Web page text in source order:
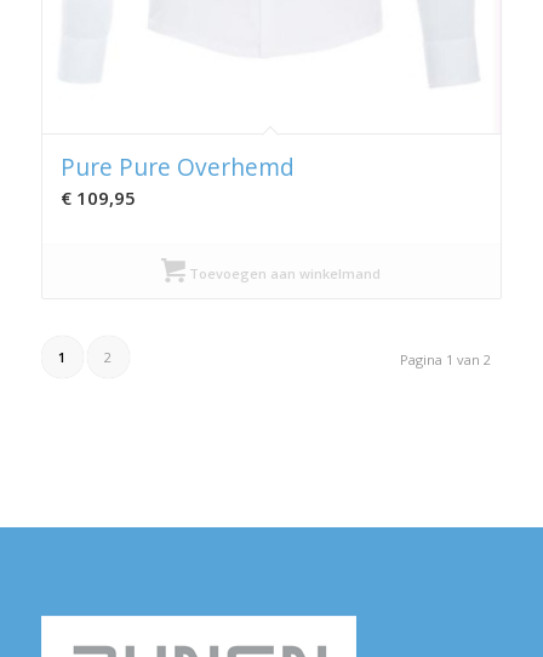
Pure Pure Overhemd
€109,95
Toevoegen aan winkelmand
Pagina 1 van 2
1 2